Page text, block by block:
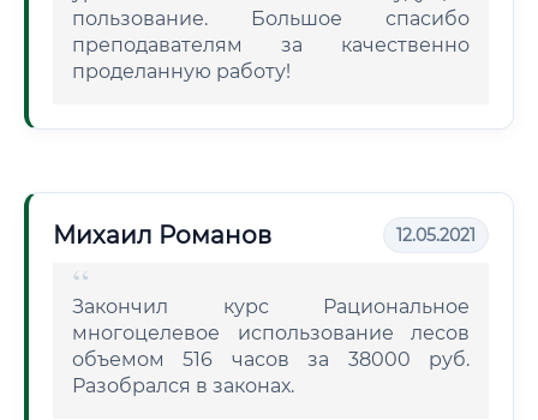
пользование. Большое спасибо
преподавателям за качественно
проделанную работу!
Михаил Романов 12.05.2021
Закончил курс Рациональное
многоцелевое использование лесов
объемом 516 часов за 38000 руб.
Разобрался в законах.